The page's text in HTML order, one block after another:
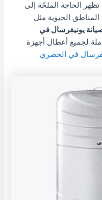
تظهر الحاجة الملحّة إلى
الحيوية مثل
يونيفرسال في
لجميع أعطال أجهزة
في الحصري